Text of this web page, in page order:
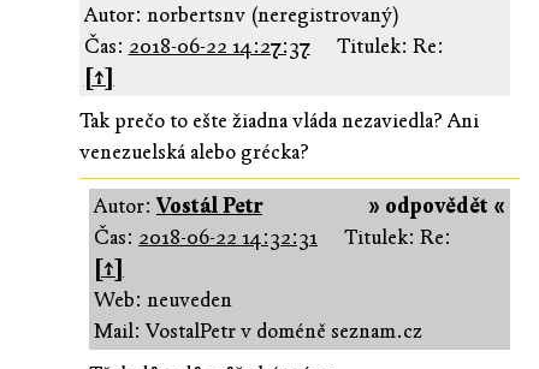
Autor: norbertsnv (neregistrovaný)
Čas: 2018-06-22 14:27:37
Titulek: Re:
[↑]
Tak prečo to ešte žiadna vláda nezaviedla? Ani
venezuelská alebo grécka?
» odpovědět «
Autor:Vostál Petr
Čas: 2018-06-22 14:32:31
Titulek: Re:
[↑]
Web: neuveden
Mail: VostalPetr v doméně seznam.cz